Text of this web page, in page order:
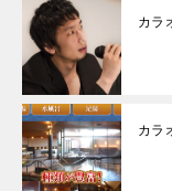
カラ
カラ